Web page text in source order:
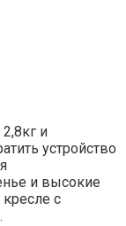
и
устройство
и высокие
с